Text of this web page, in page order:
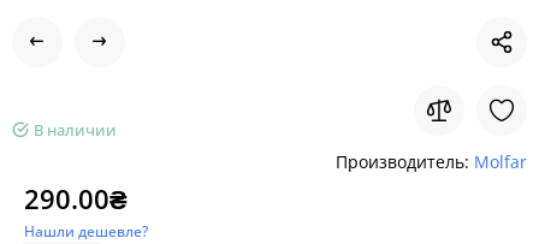
В наличии
Производитель: Molfar
290.00₴
Нашли дешевле?